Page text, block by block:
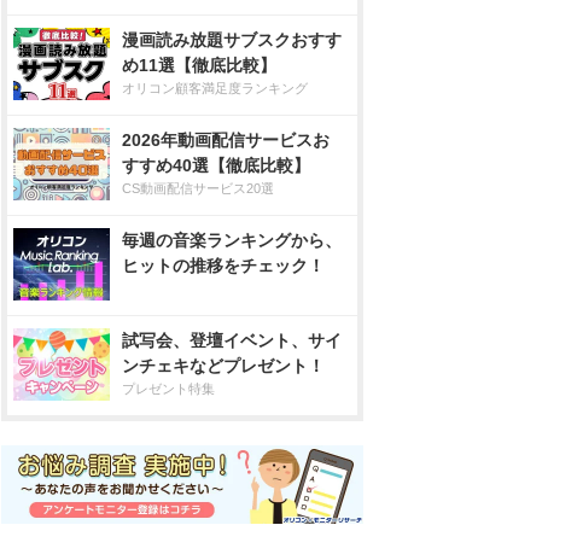
漫画読み放題サブスクおすす
め11選【徹底比較】
オリコン顧客満足度ランキング
2026年動画配信サービスお
すすめ40選【徹底比較】
CS動画配信サービス20選
毎週の音楽ランキングから、
ヒットの推移をチェック！
試写会、登壇イベント、サイ
ンチェキなどプレゼント！
プレゼント特集